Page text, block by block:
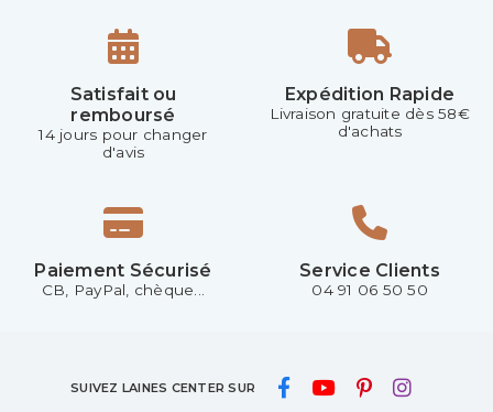
Satisfait ou
remboursé
14 jours pour changer
d'avis
Expédition Rapide
Livraison gratuite dès 58€
d'achats
Paiement Sécurisé
CB, PayPal, chèque...
Service Clients
04 91 06 50 50
SUIVEZ LAINES CENTER SUR